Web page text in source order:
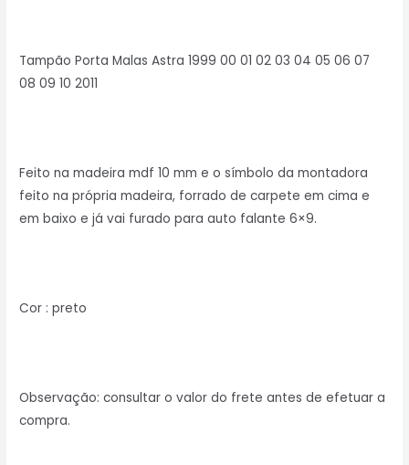
Tampão Porta Malas Astra 1999 00 01 02 03 04 05 06 07
08 09 10 2011
Feito na madeira mdf 10 mm e o símbolo da montadora
feito na própria madeira, forrado de carpete em cima e
em baixo e já vai furado para auto falante 6×9.
Cor : preto
Observação: consultar o valor do frete antes de efetuar a
compra.